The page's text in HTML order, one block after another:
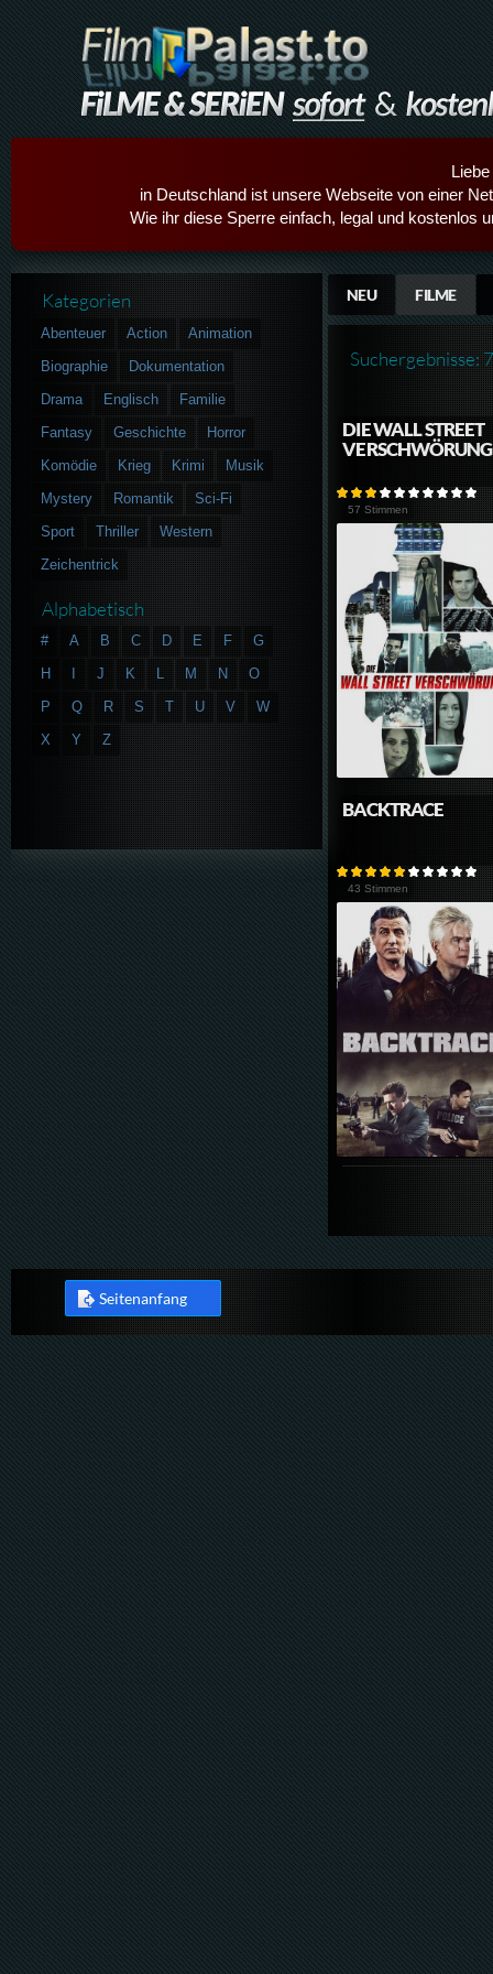
in Deutschland ist unsere Webseite von einer
Wie ihr diese Sperre einfach, legal und kostenlos
NEU FILME
Suchergebnisse: 7
DIE WALL STREET
VERSCHWÖRUNG
57 Stimmen
BACKTRACE
43 Stimmen
Kategorien
Abenteuer Action
Animation
Biographie
Dokumentation
Drama
Englisch
Familie
Fantasy
Geschichte
Horror
Komödie
Krieg Krimi
Musik
Mystery
Romantik
Sci-Fi
Sport
Thriller
Western
Zeichentrick
Alphabetisch
# A B C D E F
G
H
J K L M N
O
P
Q R S T U V
W
X
Y Z
Seitenanfang